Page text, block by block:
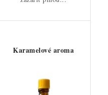
Karamelové aroma